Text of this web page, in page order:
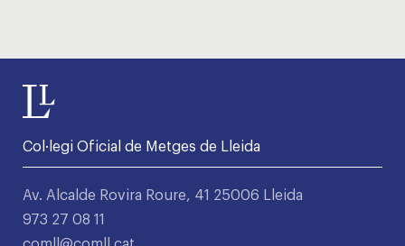
Col·legi Oficial de Metges de Lleida
Av. Alcalde Rovira Roure, 41 25006 Lleida
973 27 08 11